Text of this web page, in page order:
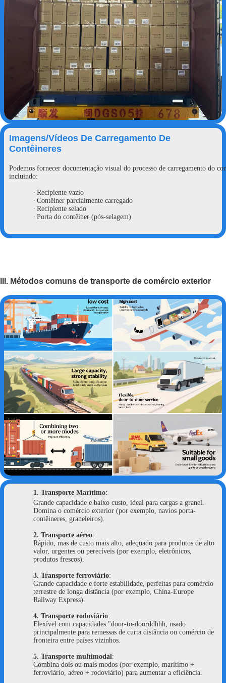
Imagens/vídeos De Carregamento De
Contêineres
Podemos fornecer documentação visual do processo de carregamento do
· Recipiente vazio
· Contêiner parcialmente carregado
· Recipiente selado
· Porta do contêiner (pós-selagem)
III. Métodos comuns de transporte de comércio exterior
1. Transporte Marítimo:
Grande capacidade e baixo custo, ideal para cargas a granel.
Domina o comércio exterior (por exemplo, navios porta-
contêineres, graneleiros).
2. Transporte aéreo:
Rápido, mas de custo mais alto, adequado para produtos de alto
valor, urgentes ou perecíveis (por exemplo, eletrônicos,
produtos frescos).
3. Transporte ferroviário:
Grande capacidade e forte estabilidade, perfeitas para comércio
terrestre de longa distância (por exemplo, China-Europe
Railway Express).
4. Transporte rodoviário:
Flexível com capacidades "door-to-doorddhhh, usado
principalmente para remessas de curta distância ou comércio de
fronteira entre países vizinhos.
5. Transporte multimodal :
Combina dois ou mais modos (por exemplo, marítimo +
ferroviário, aéreo + rodoviário) para aumentar a eficiência.